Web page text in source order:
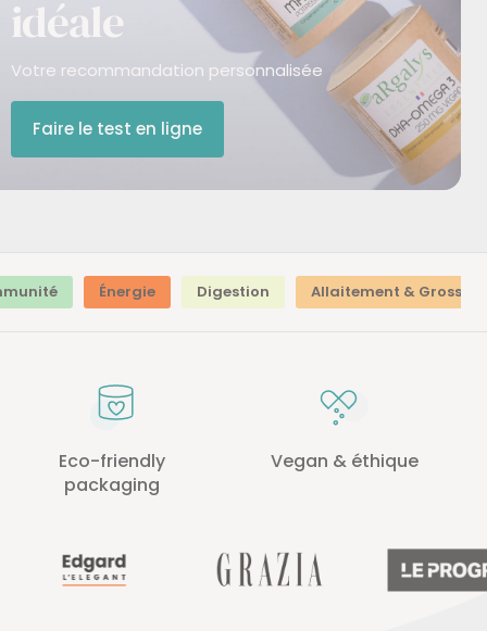
idéale
Votre recommandation personnalisée
Faire le test en ligne
Énergie Digestion Allaitement &
Eco-friendly
packaging
Vegan & éthique